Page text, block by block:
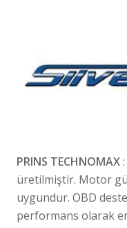
PRINS TECHNOMAX
üretilmiştir. Motor
uygundur. OBD
performans olarak